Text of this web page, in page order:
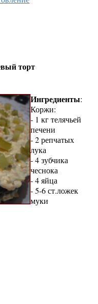
торт
Ингредиенты:
Коржи:
- 1 кг телячьей
печени
- 2 репчатых
лука
- 4 зубчика
чеснока
- 4 яйца
- 5-6 ст.ложек
муки